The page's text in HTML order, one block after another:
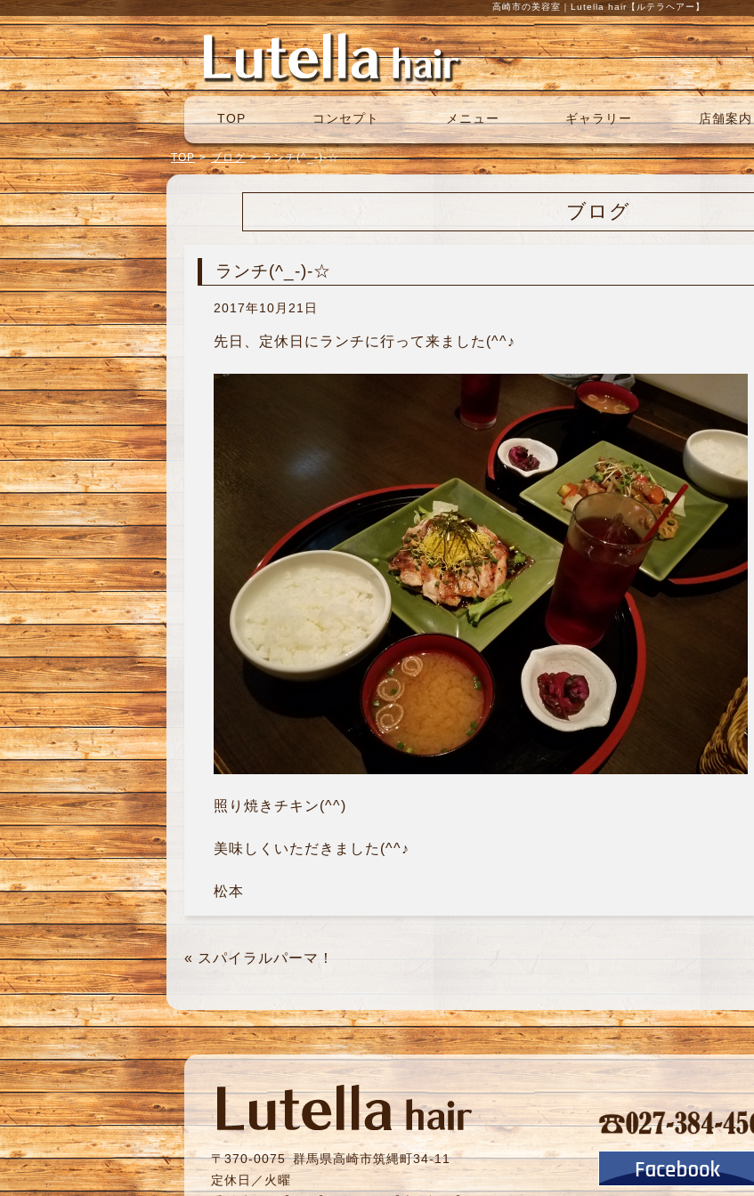
高崎市の美容室｜Lutella hair【ルテラヘアー】
TOP コンセプト メニュー ギャラリー 店舗案内
TOP > ブログ > ランチ(^_-)-☆
ブログ
ランチ(^_-)-☆
2017年10月21日
先日、定休日にランチに行って来ました(^^♪
照り焼きチキン(^^)
美味しくいただきました(^^♪
松本
« スパイラルパーマ！
〒370-0075群馬県高崎市筑縄町34-11
定休日／火曜